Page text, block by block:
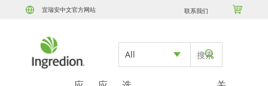
宜瑞安中文官方网站 联系我们 
All